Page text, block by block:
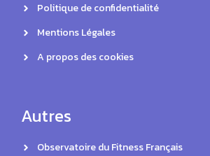
Politique de confidentialité
Mentions Légales
A propos des cookies
Autres
Observatoire du Fitness Français